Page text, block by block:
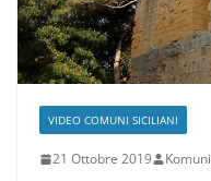
VIDEO COMUNI SICILIANI
21 Ottobre 2019